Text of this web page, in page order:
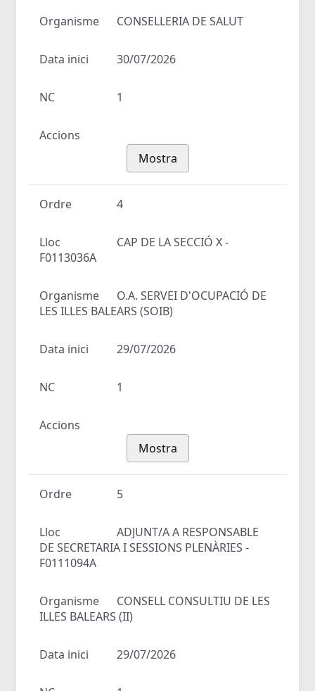
Organisme CONSELLERIA DE SALUT
Data inici 30/07/2026
NC 1
Accions
Mostra
Ordre 4
Lloc
CAP DE LA SECCIÓ X -
F0113036A
Organisme
O.A. SERVEI D'OCUPACIÓ DE
LES ILLES BALEARS (SOIB)
Data inici 29/07/2026
NC 1
Accions
Mostra
Ordre 5
Lloc
ADJUNT/A A RESPONSABLE
DE SECRETARIA I SESSIONS PLENÀRIES -
F0111094A
Organisme
CONSELL CONSULTIU DE LES
ILLES BALEARS (II)
Data inici 29/07/2026